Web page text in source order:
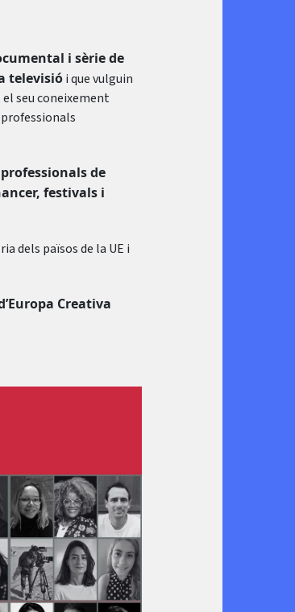
i sèrie de
televisiói que vulguin
seu coneixement
professionals de
festivals i
dels països de la UE i
Creativa